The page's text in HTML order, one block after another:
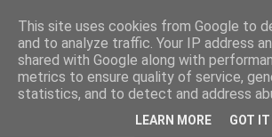
This site uses cookies from Google to
and to analyze traffic. Your IP address
shared with Google along with
metrics to ensure quality of service,
statistics, and to detect and address
LEARN MORE GOT IT